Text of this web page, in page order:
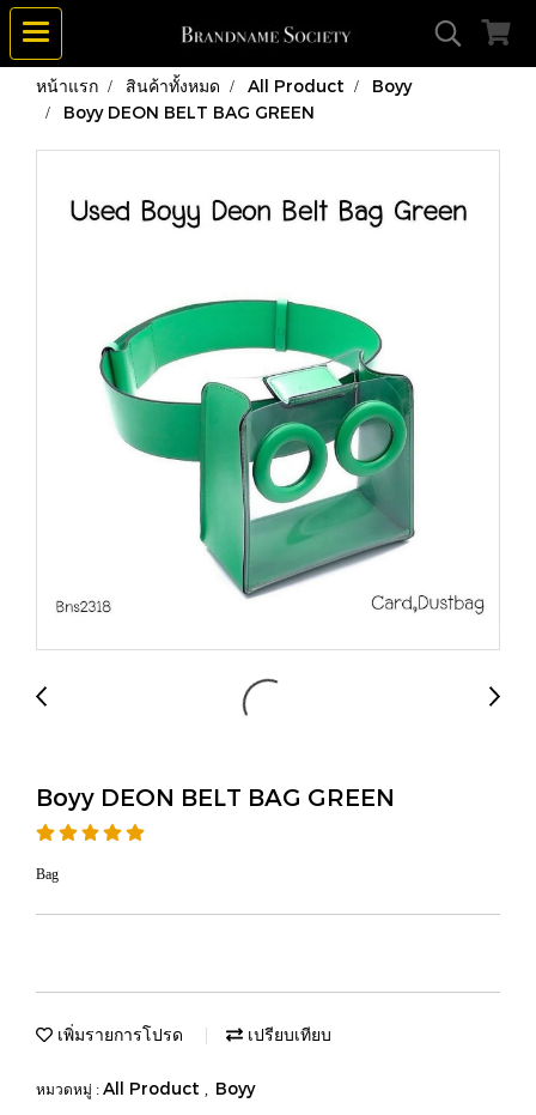
หน้าแรก สินค้าทั้งหมด All Product
Boyy
Boyy DEON BELT BAG GREEN
Boyy DEON BELT BAG GREEN
Bag
เพิ่มรายการโปรด เปรียบเทียบ
หมวดหมู่ : All Product , Boyy